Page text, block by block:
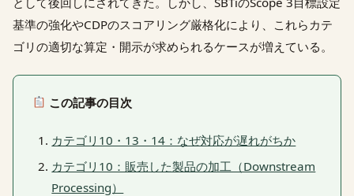
基準の強化やCDPのスコアリング厳格化により、これらカテ
ゴリの適切な算定・開示が求められるケースが増えている。
この記事の目次
カテゴリ10・13・14：なぜ対応が遅れがちか
カテゴリ10：販売した製品の加工（Downstream
Processing）